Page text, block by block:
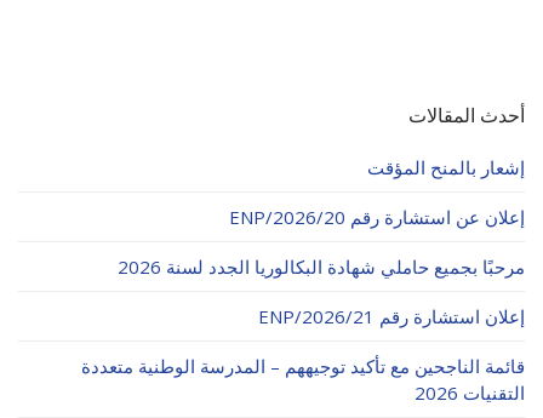
أحدث المقالات
إشعار بالمنح المؤقت
إعلان عن استشارة رقم 20/ENP/2026
مرحبًا بجميع حاملي شهادة البكالوريا الجدد لسنة 2026
إعلان استشارة رقم 21/ENP/2026
قائمة الناجحين مع تأكيد توجيههم – المدرسة الوطنية متعددة
التقنيات 2026